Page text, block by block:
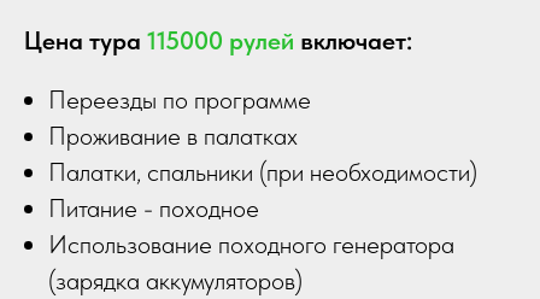
Цена тура 115000 рулей включает:
Переезды по программе
Проживание в палатках
Палатки, спальники (при необходимости)
Питание - походное
Использование походного генератора
(зарядка аккумуляторов)